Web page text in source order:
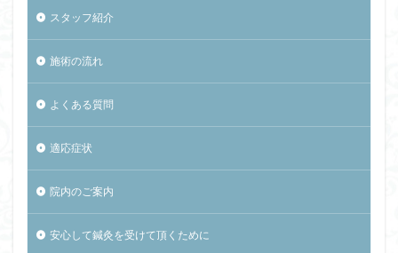
スタッフ紹介
施術の流れ
よくある質問
適応症状
院内のご案内
安心して鍼灸を受けて頂くために